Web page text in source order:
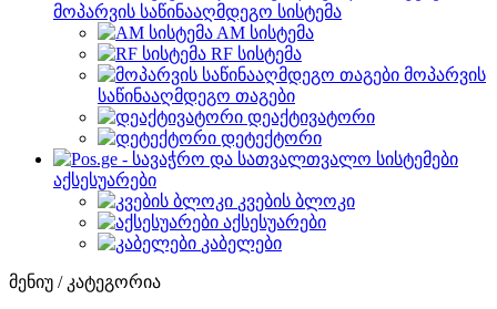
მოპარვის საწინააღმდეგო სისტემა
AM სისტემა
RF სისტემა
მოპარვის
საწინააღმდეგო თაგები
დეაქტივატორი
დეტექტორი
აქსესუარები
კვების ბლოკი
აქსესუარები
კაბელები
მენიუ / კატეგორია